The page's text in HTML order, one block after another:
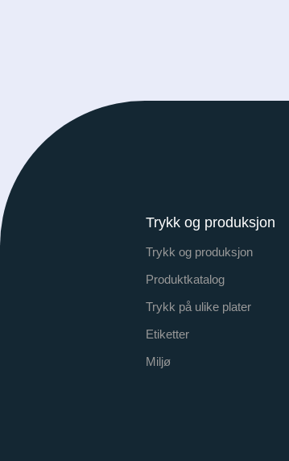
Trykk og produksjon
Trykk og produksjon
Produktkatalog
Trykk på ulike plater
Etiketter
Miljø